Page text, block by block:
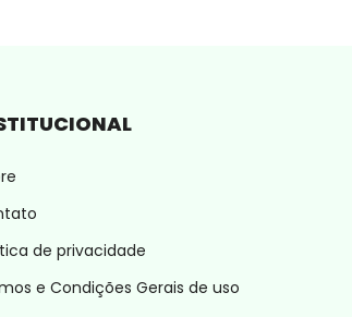
de privacidade
e Condições Gerais de uso